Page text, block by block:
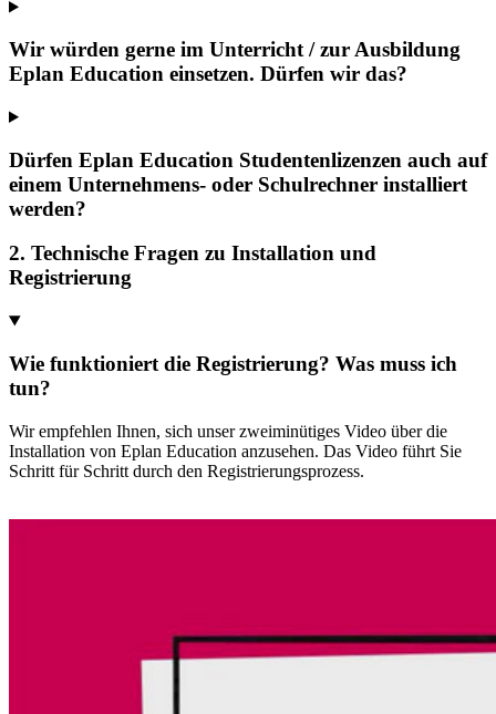
Wir würden gerne im Unterricht / zur Ausbildung
Eplan Education einsetzen. Dürfen wir das?
Dürfen Eplan Education Studentenlizenzen auch auf
einem Unternehmens- oder Schulrechner installiert
werden?
2. Technische Fragen zu Installation und
Registrierung
Wie funktioniert die Registrierung? Was muss ich
tun?
Wir empfehlen Ihnen, sich unser zweiminütiges Video über die
Installation von Eplan Education anzusehen. Das Video führt Sie
Schritt für Schritt durch den Registrierungsprozess.